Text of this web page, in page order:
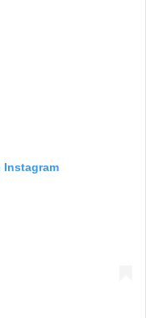
Instagram